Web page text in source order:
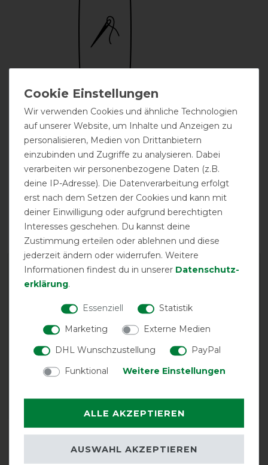
Bestickung
EXCELLENT
Kentucky Horsewear
Product Reviews
3
Wir verwenden Cookies und ähnliche Technologien
auf unserer Website, um Inhalte und Anzeigen zu
personalisieren, Medien von Drittanbietern
einzubinden und Zugriffe zu analysieren. Dabei
verarbeiten wir personenbezogene Daten (z.B.
deine IP-Adresse). Die Datenverarbeitung erfolgt
erst nach dem Setzen der Cookies und kann mit
deiner Einwilligung oder aufgrund berechtigten
Interesses geschehen. Du kannst deine
Zustimmung erteilen oder ablehnen und diese
jederzeit ändern oder widerrufen. Weitere
Informationen findest du in unserer Daten­schutz­
erklärung.
Essenziell
Statistik
Marketing
Externe Medien
DHL Wunschzustellung
PayPal
Funktional
Weitere Einstellungen
ALLE AKZEPTIEREN
AUSWAHL AKZEPTIEREN